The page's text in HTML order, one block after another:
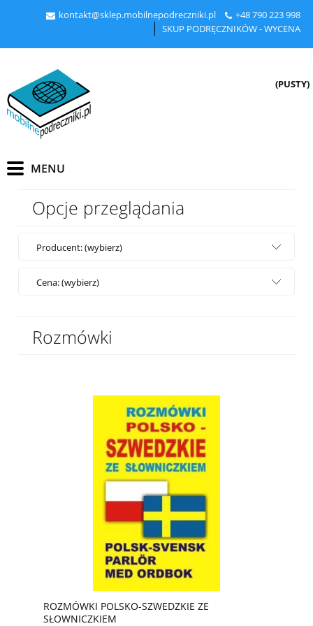
kontakt@sklep.mobilnepodreczniki.pl +48790 223 998
SKUP PODRĘCZNIKÓW - WYCENA
(PUSTY)
Opcje przeglądania
Producent: (wybierz)
Cena: (wybierz)
Rozmówki
ROZMÓWKI POLSKO-SZWEDZKIE ZE
SŁOWNICZKIEM